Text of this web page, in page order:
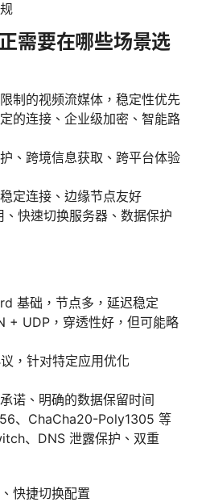
需要在哪些场景选
制的视频流媒体，稳定性优先
的连接、企业级加密、智能路
、跨境信息获取、跨平台体验
定连接、边缘节点友好
快速切换服务器、数据保护
基础，节点多，延迟稳定
+ UDP，穿透性好，但可能略
，针对特定应用优化
诺、明确的数据保留时间
、ChaCha20-Poly1305 等
、DNS 泄露保护、双重
快捷切换配置